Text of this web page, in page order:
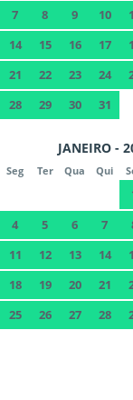
7
8 9 10
14
15 16 17
21
22 23 24
28
29 30 31
JANEIRO -
Seg Ter Qua Qui
4
5 6 7
11
12 13 14
18
19 20 21
25
26 27 28